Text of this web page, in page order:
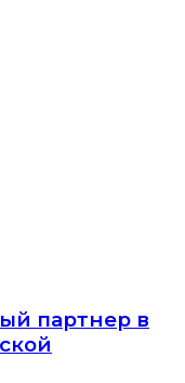
партнер в